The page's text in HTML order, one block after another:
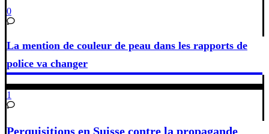
0
La mention de couleur de peau dans les rapports de
police va changer
1
Perquisitions en Suisse contre la propagande